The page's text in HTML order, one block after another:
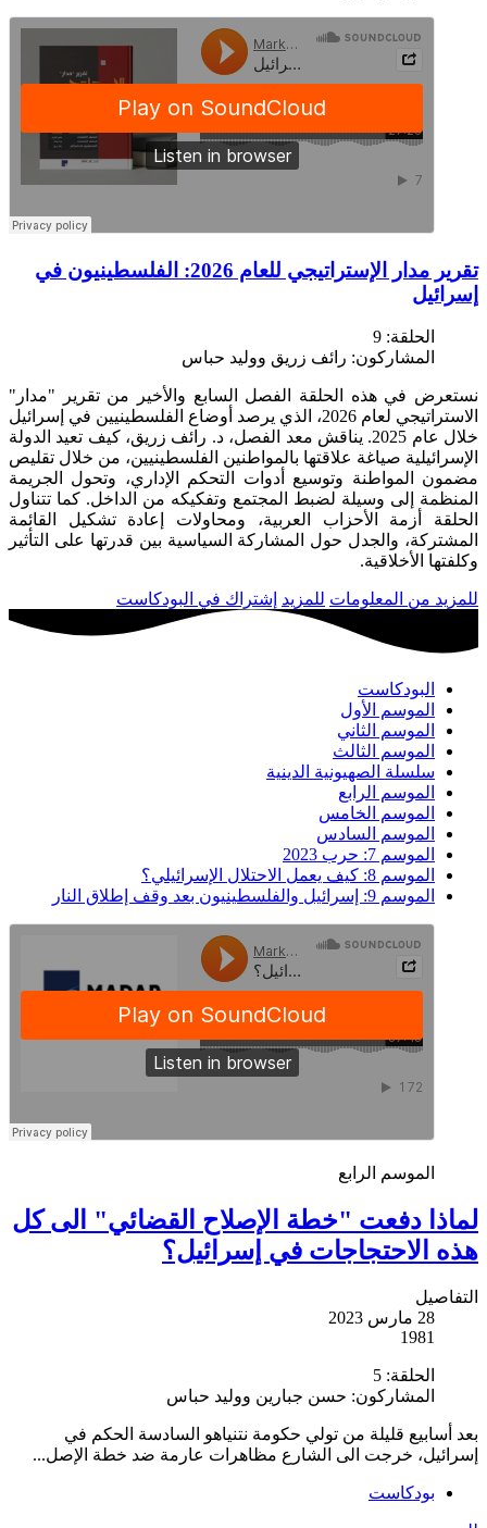
تقرير مدار الإستراتيجي للعام 2026: الفلسطينيون في
إسرائيل
الحلقة: 9
المشاركون: رائف زريق ووليد حباس
نستعرض في هذه الحلقة الفصل السابع والأخير من تقرير "مدار"
الاستراتيجي لعام 2026، الذي يرصد أوضاع الفلسطينيين في إسرائيل
خلال عام 2025. يناقش معد الفصل، د. رائف زريق، كيف تعيد الدولة
الإسرائيلية صياغة علاقتها بالمواطنين الفلسطينيين، من خلال تقليص
مضمون المواطنة وتوسيع أدوات التحكم الإداري، وتحول الجريمة
المنظمة إلى وسيلة لضبط المجتمع وتفكيكه من الداخل. كما تتناول
الحلقة أزمة الأحزاب العربية، ومحاولات إعادة تشكيل القائمة
المشتركة، والجدل حول المشاركة السياسية بين قدرتها على التأثير
وكلفتها الأخلاقية.
للمزيد من المعلومات للمزيد إشتراك في البودكاست
البودكاست
الموسم الأول
الموسم الثاني
الموسم الثالث
سلسلة الصهيونية الدينية
الموسم الرابع
الموسم الخامس
الموسم السادس
الموسم 7: حرب 2023
الموسم 8: كيف يعمل الاحتلال الإسرائيلي؟
الموسم 9: إسرائيل والفلسطينيون بعد وقف إطلاق النار
الموسم الرابع
لماذا دفعت "خطة الإصلاح القضائي" الى كل
هذه الاحتجاجات في إسرائيل؟
التفاصيل
28 مارس 2023
1981
الحلقة: 5
المشاركون: حسن جبارين ووليد حباس
بعد أسابيع قليلة من تولي حكومة نتنياهو السادسة الحكم في
إسرائيل، خرجت الى الشارع مظاهرات عارمة ضد خطة الإصل...
بودكاست